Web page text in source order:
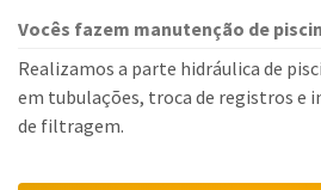
Vocês fazem manutenção de
Realizamos a parte hidráulica de
em tubulações, troca de registros e
de filtragem.